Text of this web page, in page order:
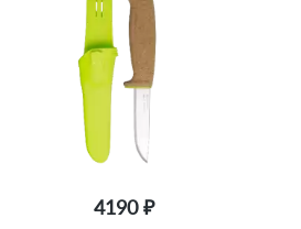
4190 ₽